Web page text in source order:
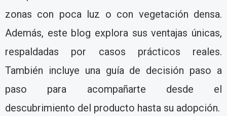
zonas con poca luz o con vegetación densa.
Además, este blog explora sus ventajas únicas,
respaldadas por casos prácticos reales.
También incluye una guía de decisión paso a
paso para acompañarte desde el
descubrimiento del producto hasta su adopción.